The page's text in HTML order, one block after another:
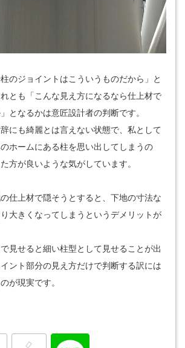
のジョイントはこういうものだから」と
とも「こんな見え方になるなら仕上材で
となるかは意匠設計者の判断です。
にも綺麗とは言えない状態で、私として
ホームにある柱を思い出してしまうの
方が良いような気がしています。
仕上材で隠そうとすると、下地の寸法な
大きくなってしまうというデメリットが
見せると細い柱型として見せることが出
ント部分の見え方だけで判断する訳には
が現実です。